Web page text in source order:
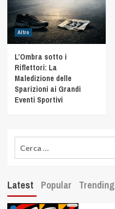
Altro
L’Ombra sotto i
Riflettori: La
Maledizione delle
Sparizioni ai Grandi
Eventi Sportivi
Latest Popular Trending